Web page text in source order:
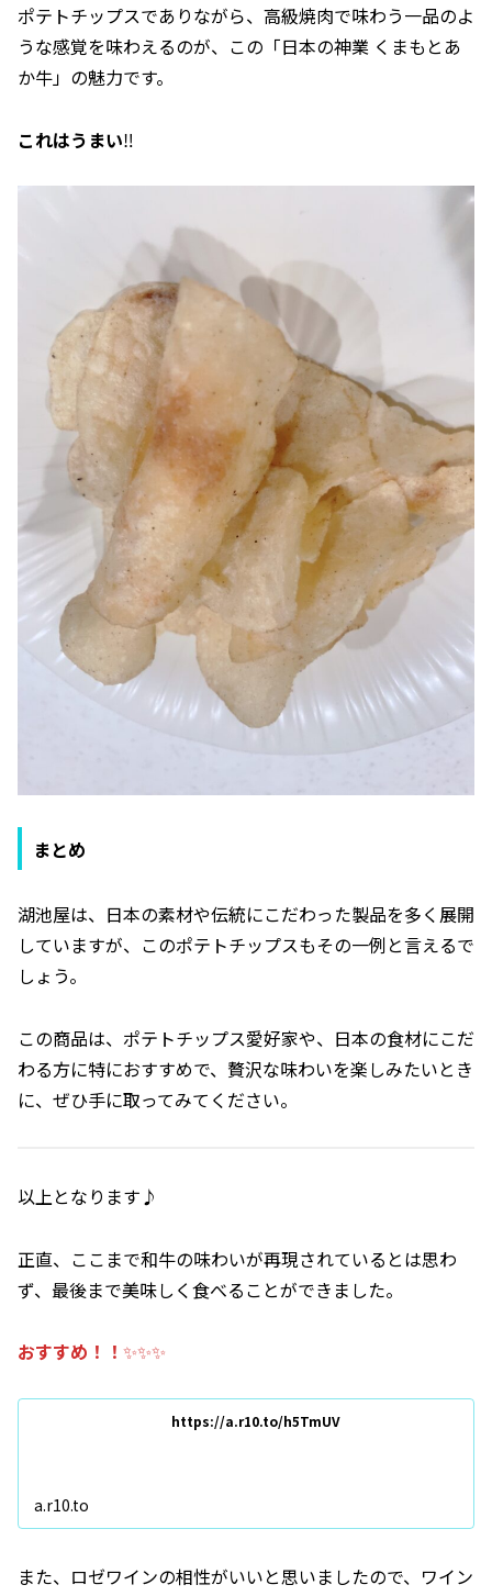
ポテトチップスでありながら、高級焼肉で味わう一品のよ
うな感覚を味わえるのが、この「日本の神業 くまもとあ
か牛」の魅力です。
これはうまい‼️
まとめ
湖池屋は、日本の素材や伝統にこだわった製品を多く展開
していますが、このポテトチップスもその一例と言えるで
しょう。
この商品は、ポテトチップス愛好家や、日本の食材にこだ
わる方に特におすすめで、贅沢な味わいを楽しみたいとき
に、ぜひ手に取ってみてください。
以上となります♪
正直、ここまで和牛の味わいが再現されているとは思わ
ず、最後まで美味しく食べることができました。
おすすめ！！ ✨✨✨
https://a.r10.to/h5TmUV
a.r10.to
また、ロゼワインの相性がいいと思いましたので、ワイン